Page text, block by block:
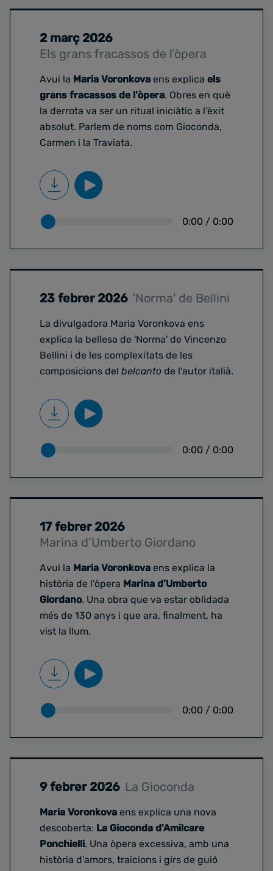
2 març 2026
Els grans fracassos de l'òpera
Avui la Maria Voronkova ens explica els
grans fracassos de l'òpera. Obres en què
la derrota va ser un ritual iniciàtic a l'èxit
absolut. Parlem de noms com Gioconda,
Carmen i la Traviata.
0:00 / 0:00
23 febrer 2026 'Norma' de Bellini
La divulgadora Maria Voronkova ens
explica la bellesa de 'Norma' de Vincenzo
Bellini i de les complexitats de les
composicions del belcanto de l'autor italià.
0:00 / 0:00
17 febrer 2026
Marina d’Umberto Giordano
Avui la Maria Voronkova ens explica la
història de l'òpera Marina d’Umberto
Giordano. Una obra que va estar oblidada
més de 130 anys i que ara, finalment, ha
vist la llum.
0:00 / 0:00
9 febrer 2026 La Gioconda
Maria Voronkova ens explica una nova
descoberta: La Gioconda d'Amilcare
Ponchielli. Una òpera excessiva, amb una
història d'amors, traicions i girs de guió